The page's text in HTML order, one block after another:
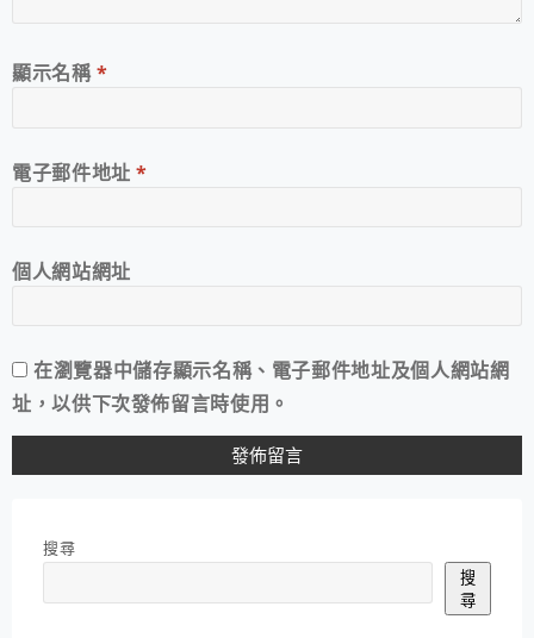
顯示名稱*
電子郵件地址*
個人網站網址
在瀏覽器中儲存顯示名稱、電子郵件地址及個人網站網
址，以供下次發佈留言時使用。
搜尋
搜
尋